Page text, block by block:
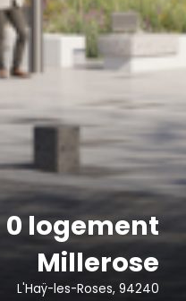
0 logement
Millerose
L'Haÿ-les-Roses, 94240